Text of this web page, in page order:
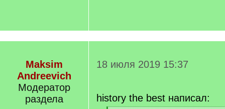
Maksim
Andreevich
Модератор
раздела
18 июля 2019 15:37
history the best написал: